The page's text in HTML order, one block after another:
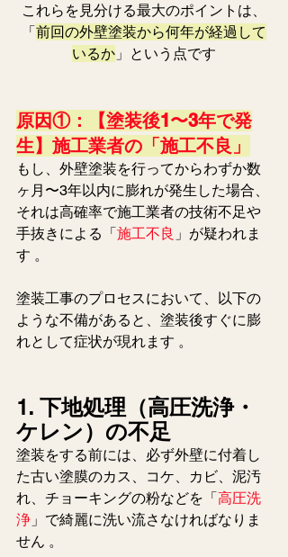
これらを見分ける最大のポイントは、
「前回の外壁塗装から何年が経過して
いるか 」という点です
原因①：【塗装後1〜3年で発
生】施工業者の「施工不良」
もし、外壁塗装を行ってからわずか数
ヶ月〜3年以内に膨れが発生した場合、
それは高確率で施工業者の技術不足や
手抜きによる「施工不良 」が疑われま
す 。
塗装工事のプロセスにおいて、以下の
ような不備があると、塗装後すぐに膨
れとして症状が現れます 。
1. 下地処理（高圧洗浄・
ケレン）の不足
塗装をする前には、必ず外壁に付着し
た古い塗膜のカス、コケ、カビ、泥汚
れ、チョーキングの粉などを「高圧洗
浄 」で綺麗に洗い流さなければなりま
せん 。